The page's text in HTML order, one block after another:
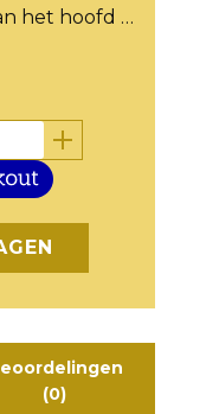
het hoofd …
(0)